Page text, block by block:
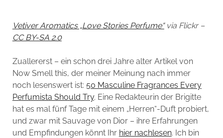
Vetiver Aromatics „Love Stories Perfume“via Flickr –
CC BY-SA 2.0
Zuallererst – ein schon drei Jahre alter Artikel von
Now Smell this, der meiner Meinung nach immer
noch lesenswert ist: 50 Masculine Fragrances Every
Perfumista Should Try. Eine Redakteurin der Brigitte
hat es mal fünf Tage mit einem „Herren“-Duft probiert,
und zwar mit Sauvage von Dior – ihre Erfahrungen
und Empfindungen könnt Ihr hier nachlesen. Ich bin